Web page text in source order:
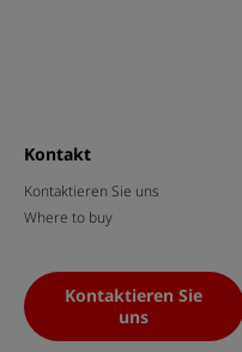
Kontakt
Kontaktieren Sie uns
Where to buy
Kontaktieren Sie
uns